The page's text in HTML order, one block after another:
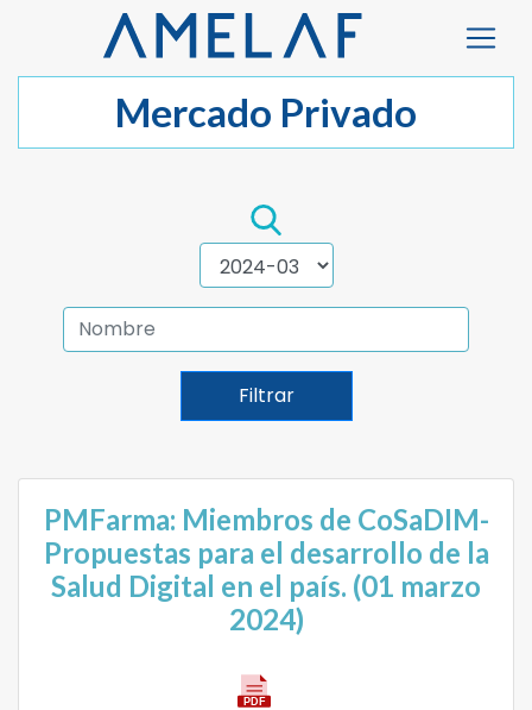
Mercado Privado
Filtrar
PMFarma: Miembros de CoSaDIM-
Propuestas para el desarrollo de la
Salud Digital en el país. (01 marzo
2024)